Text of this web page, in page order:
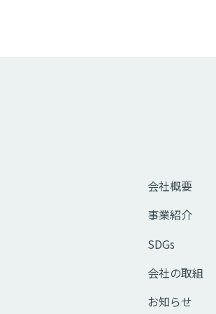
会社概要
事業紹介
SDGs
会社の取組
お知らせ